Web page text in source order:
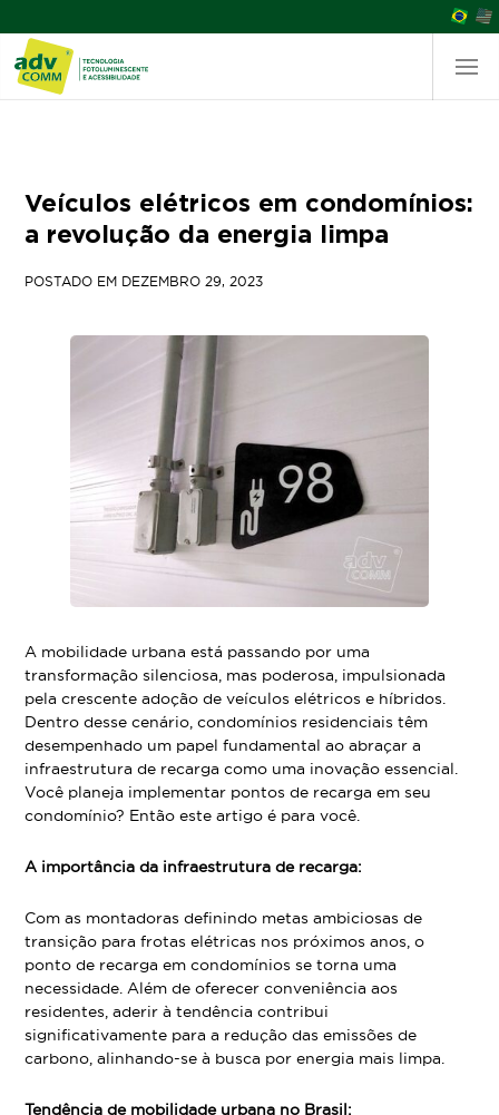
Veículos elétricos em condomínios:
a revolução da energia limpa
POSTADO EM DEZEMBRO 29, 2023
A mobilidade urbana está passando por uma
transformação silenciosa, mas poderosa, impulsionada
pela crescente adoção de veículos elétricos e híbridos.
Dentro desse cenário, condomínios residenciais têm
desempenhado um papel fundamental ao abraçar a
infraestrutura de recarga como uma inovação essencial.
Você planeja implementar pontos de recarga em seu
condomínio? Então este artigo é para você.
A importância da infraestrutura de recarga:
Com as montadoras definindo metas ambiciosas de
transição para frotas elétricas nos próximos anos, o
ponto de recarga em condomínios se torna uma
necessidade. Além de oferecer conveniência aos
residentes, aderir à tendência contribui
significativamente para a redução das emissões de
carbono, alinhando-se à busca por energia mais limpa.
Tendência de mobilidade urbana no Brasil: